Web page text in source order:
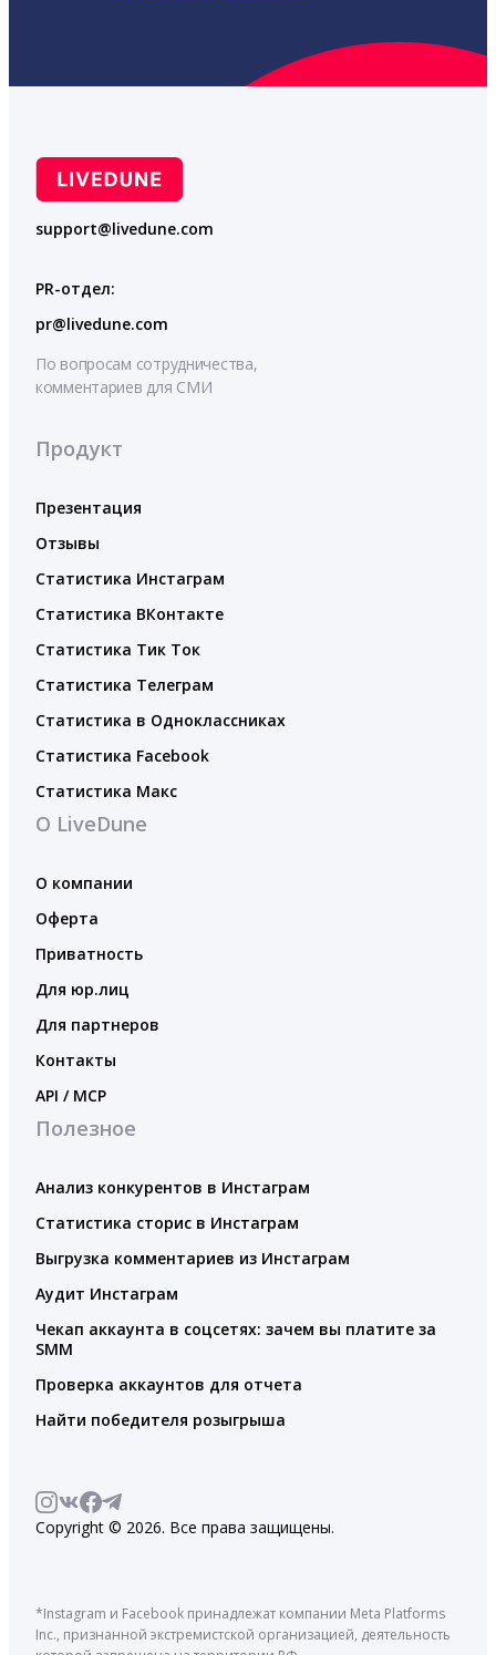
support@livedune.com
PR-отдел:
pr@livedune.com
По вопросам сотрудничества,
комментариев для СМИ
Продукт
Презентация
Отзывы
Статистика Инстаграм
Статистика ВКонтакте
Статистика Тик Ток
Статистика Телеграм
Статистика в Одноклассниках
Статистика Facebook
Статистика Макс
О LiveDune
О компании
Оферта
Приватность
Для юр.лиц
Для партнеров
Контакты
API / MCP
Полезное
Анализ конкурентов в Инстаграм
Статистика сторис в Инстаграм
Выгрузка комментариев из Инстаграм
Аудит Инстаграм
Чекап аккаунта в соцсетях: зачем вы платите за
SMM
Проверка аккаунтов для отчета
Найти победителя розыгрыша
Copyright © 2026. Все права защищены.
*Instagram и Facebook принадлежат компании Meta Platforms
Inc., признанной экстремистской организацией, деятельность